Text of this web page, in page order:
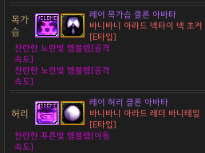
목가
슴
레어 목가슴 클론 아바타
바니바니 아라드 넥타이 넥 초커
[E타입]
찬란한 노란빛 엠블렘[공격
속도]
찬란한 노란빛 엠블렘[공격
속도]
허리
레어 허리 클론 아바타
바니바니 아라드 레더 바니테일
[E타입]
찬란한 푸른빛 엠블렘[이동
속도]